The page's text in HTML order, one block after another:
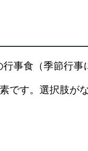
事食（季節行事
です。選択肢が